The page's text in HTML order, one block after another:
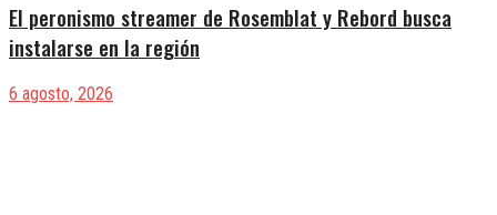
El peronismo streamer de Rosemblat y Rebord busca
instalarse en la región
6 agosto, 2026